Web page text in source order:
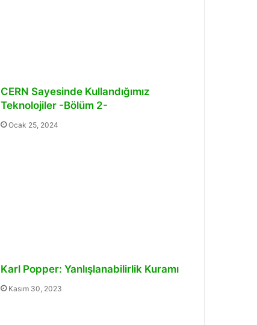
CERN Sayesinde Kullandığımız
Teknolojiler -Bölüm 2-
Ocak 25, 2024
Karl Popper: Yanlışlanabilirlik Kuramı
Kasım 30, 2023